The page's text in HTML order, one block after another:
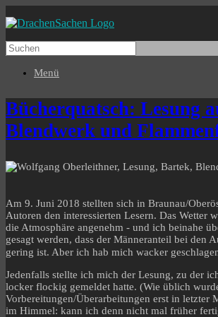
Menü
Bücherquatsch: Lesung
Blendwerk und
Am 9. Juni 2018 stellten sich in Braunau/
Autoren den interessierten Lesern. Das Wetter
die Atmosphäre angenehm - und ich beinahe
gesagt werden, dass der Männeranteil bei den
gering ist. Aber ich hab mich wacker
Jedenfalls stellte ich mich der Lesung, zu der
locker flockig gemeldet hatte. (Wie üblich
Vorbereitungen/Überarbeitungen erst in letzter
im Himmel: kann ich denn nicht mal früher